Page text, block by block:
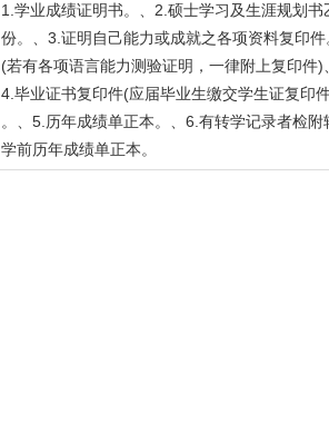
1.学业成绩证明书。、2.硕士学习及生涯规划书
份。、3.证明自己能力或成就之各项资料复印件
(若有各项语言能力测验证明，一律附上复印件)
4.毕业证书复印件(应届毕业生缴交学生证复印
。、5.历年成绩单正本。、6.有转学记录者检附
学前历年成绩单正本。